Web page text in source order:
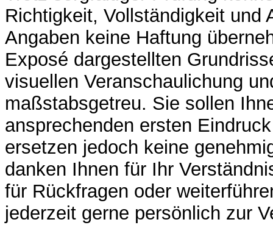
Richtigkeit, Vollständigkeit und
Angaben keine Haftung
Exposé dargestellten
visuellen Veranschaulichung
maßstabsgetreu. Sie sollen
ansprechenden ersten
ersetzen jedoch keine
danken Ihnen für Ihr
für Rückfragen oder
jederzeit gerne persönlich zur